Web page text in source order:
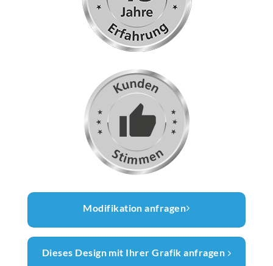
Modifikation anfragen
Dieses Design mit Ihrer Grafik anfragen